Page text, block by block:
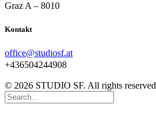
Graz A – 8010
Kontakt
office@studiosf.at
+436504244908
© 2026 STUDIO SF. All rights reserved